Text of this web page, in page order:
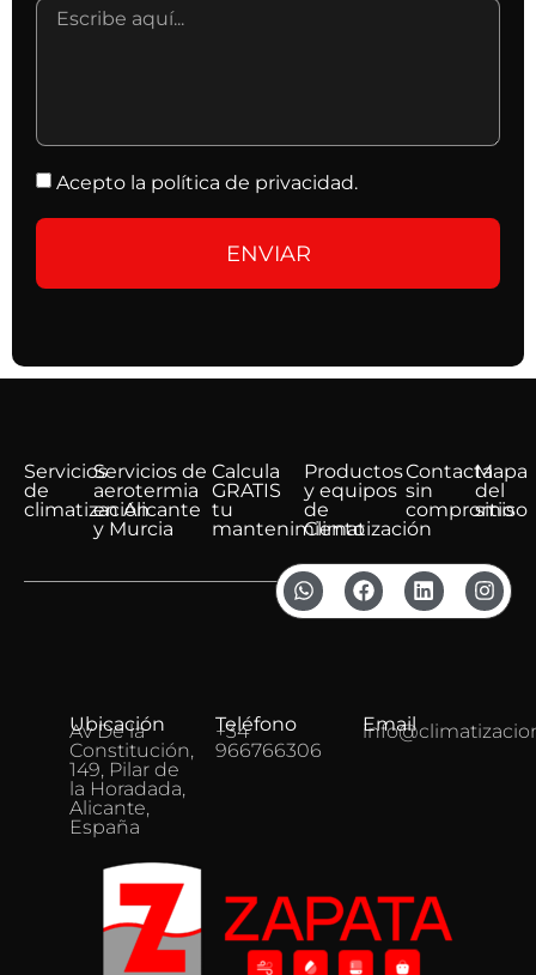
Acepto la política de privacidad.
ENVIAR
Servicios
de
climatización
Servicios de
aerotermia
en Alicante
y Murcia
Calcula
GRATIS
tu
mantenimiento
Productos
y equipos
de
Climatización
Contacta
sin
compromiso
Mapa
del
sitio
Ubicación
Av De la
Constitución,
149, Pilar de
la Horadada,
Alicante,
España
Teléfono
+34
966766306
Email